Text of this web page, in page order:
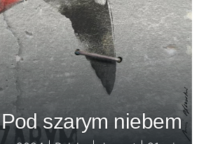
Pod szarym niebem